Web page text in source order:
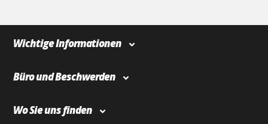
Wichtige Informationen
Büro und Beschwerden
Wo Sie uns finden